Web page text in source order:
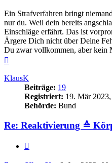
Ein Strafverfahren bringt
nur du. Weil dein bereits
Einschläge erfährt. Das ist
Ärgere Dich nicht über Deine
Du zwar vollkommen, aber kein
KlausK
Beiträge: 19
Registriert: 19. Mär 2023,
Behörde: Bund
Re: Reaktivierung ≙